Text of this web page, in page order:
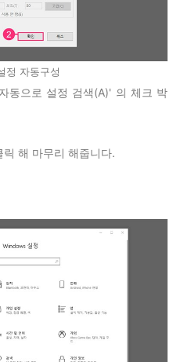
정 자동구성
동으로 설정 검색(A)' 의 체크 박
릭 해 마무리 해줍니다.